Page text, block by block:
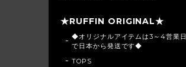
★RUFFIN ORIGINAL★
◆オリジナルアイテムは3～4営業日
で日本から発送です◆
TOPS